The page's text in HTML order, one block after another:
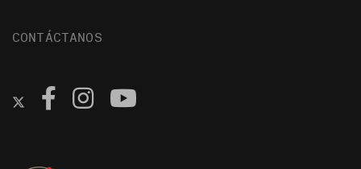
CONTÁCTANOS